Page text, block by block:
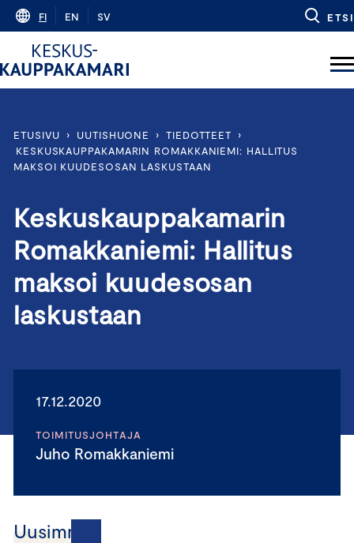
Skip
content
FI EN SV ETSI
ETUSIVU › UUTISHUONE › TIEDOTTEET
›
KESKUSKAUPPAKAMARIN ROMAKKANIEMI: HALLITUS
MAKSOI KUUDESOSAN LASKUSTAAN
Keskuskauppakamarin
Romakkaniemi: Hallitus
maksoi kuudesosan
laskustaan
17.12.2020
TOIMITUSJOHTAJA
Juho Romakkaniemi
Uusimmat